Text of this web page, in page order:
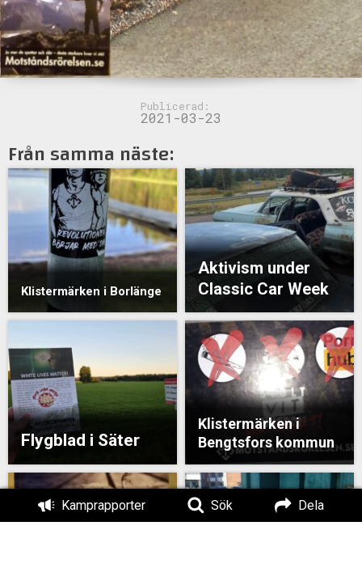
Kamprapporter Sök Dela
Publicerad:
2021-03-23
Från samma näste:
Klistermärken i Borlänge
Aktivism under
Classic Car Week
Flygblad i Säter
Klistermärken i
Bengtsfors kommun